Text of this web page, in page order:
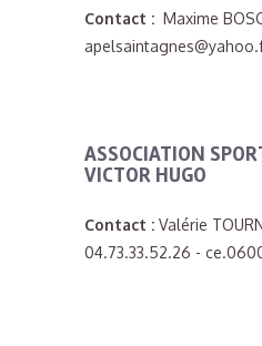
Contact : Maxime
ASSOCIATION
VICTOR HUGO
Contact :Valérie
04.73.33.52.26 -